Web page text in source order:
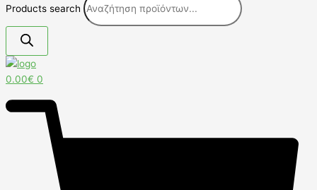
Products search
0.00€ 0